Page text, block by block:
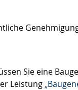
Sie eine
Leistung